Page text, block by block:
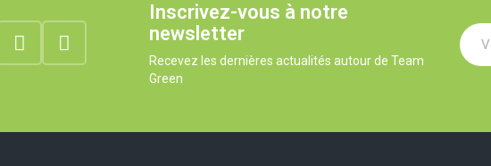
Inscrivez-vous à notre
newsletter
Recevez les dernières actualités autour de Team
Green